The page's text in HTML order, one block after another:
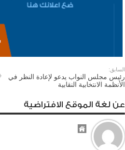
السابق:
رئيس مجلس النواب يدعو لإعادة النظر في
الأنظمة الانتخابية النقابية
عن لغة الموقع الافتراضية